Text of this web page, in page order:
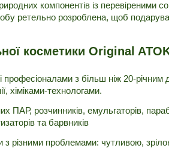
компонентів із перевіреними
ретельно розроблена, щоб
косметики Original
з більш ніж 20-річним
хіміками-технологами.
ПАР, розчинників, емульгаторів,
та барвників
з різними проблемами: чутливою,